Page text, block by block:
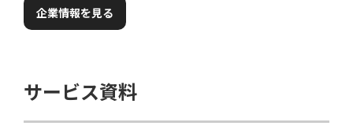
企業情報を見る
サービス資料